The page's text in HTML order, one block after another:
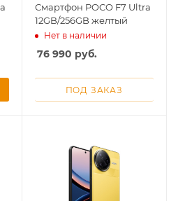
Смартфон POCO F7 Ultra
12GB/256GB желтый
Нет в наличии
76 990 руб.
ПОД ЗАКАЗ
только
банка